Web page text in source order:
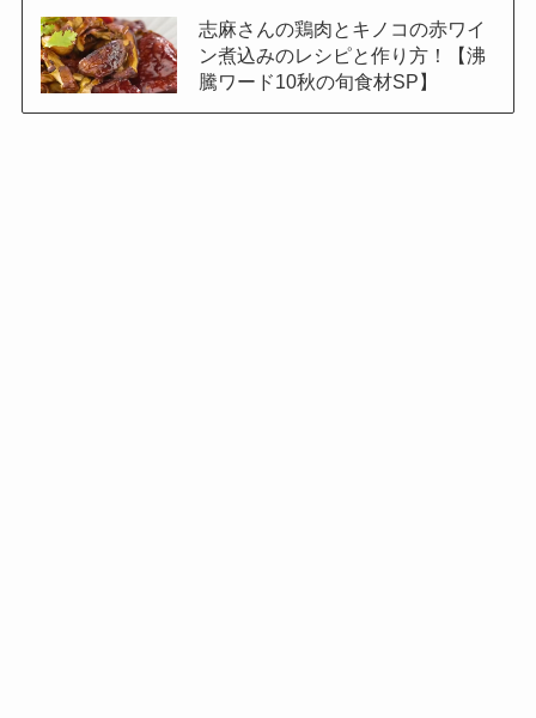
志麻さんの鶏肉とキノコの赤ワイ
ン煮込みのレシピと作り方！【沸
騰ワード10秋の旬食材SP】